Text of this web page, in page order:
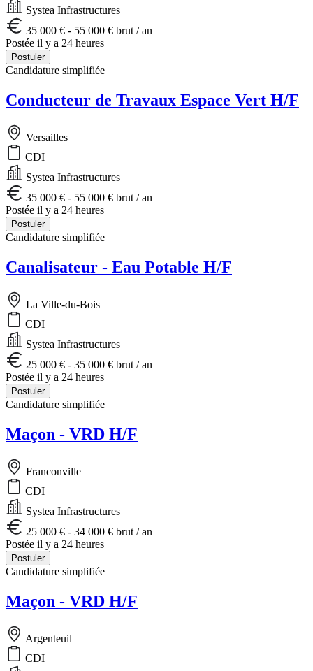
Systea Infrastructures
35 000 € - 55 000 € brut / an
Postée il y a 24 heures
Postuler
Candidature simplifiée
Conducteur de Travaux Espace Vert H/F
Versailles
CDI
Systea Infrastructures
35 000 € - 55 000 € brut / an
Postée il y a 24 heures
Postuler
Candidature simplifiée
Canalisateur - Eau Potable H/F
La Ville-du-Bois
CDI
Systea Infrastructures
25 000 € - 35 000 € brut / an
Postée il y a 24 heures
Postuler
Candidature simplifiée
Maçon - VRD H/F
Franconville
CDI
Systea Infrastructures
25 000 € - 34 000 € brut / an
Postée il y a 24 heures
Postuler
Candidature simplifiée
Maçon - VRD H/F
Argenteuil
CDI